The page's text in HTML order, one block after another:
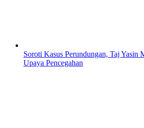
Soroti Kasus Perundungan, Taj Yasin
Upaya Pencegahan